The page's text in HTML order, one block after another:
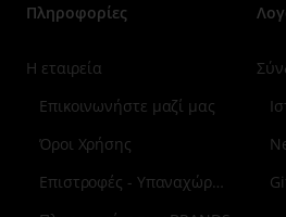
Πληροφορίες
Η εταιρεία
Επικοινωνήστε μαζί μας
Όροι Χρήσης
Επιστροφές - Υπαναχώρηση